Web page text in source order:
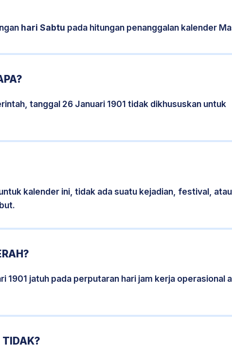
hari Sabtu pada hitungan penanggalan kalender
tanggal 26 Januari 1901 tidak dikhususkan untuk
kalender ini, tidak ada suatu kejadian, festival, atau
1901 jatuh pada perputaran hari jam kerja operasional
TIDAK?